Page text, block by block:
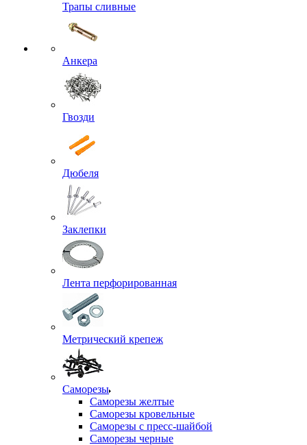
Трапы сливные
Анкера
Гвозди
Дюбеля
Заклепки
Лента перфорированная
Метрический крепеж
Саморезы
Саморезы желтые
Саморезы кровельные
Саморезы с пресс-шайбой
Саморезы черные